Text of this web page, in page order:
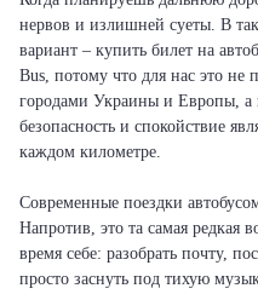
нервов и излишней суеты. В
вариант – купить билет на
Bus, потому что для нас это не
городами Украины и Европы, а
безопасность и спокойствие
каждом километре.
Современные поездки
Напротив, это та самая редкая
время себе: разобрать почту,
просто заснуть под тихую